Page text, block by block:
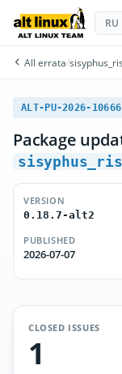
RU
All errata/
ALT-PU-2026-
Package
VERSION
0.18.7-alt2
PUBLISHED
2026-07-07
CLOSED ISSUES
1